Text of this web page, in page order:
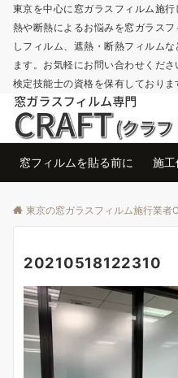
東京を中心に窓ガラスフィルム施
熱や断熱によるお悩みを窓ガラス
しフィルム、遮熱・断熱フィルム
ます。お気軽にお問い合わせくだ
検定技能士の資格を保有しておりま
窓フィルムを貼る前に 施
東京の窓ガラスフィルム施行業者
20210518122310